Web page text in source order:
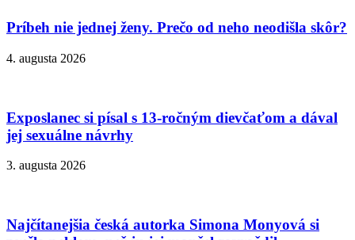
Príbeh nie jednej ženy. Prečo od neho neodišla skôr?
4. augusta 2026
Exposlanec si písal s 13-ročným dievčaťom a dával
jej sexuálne návrhy
3. augusta 2026
Najčítanejšia česká autorka Simona Monyová si